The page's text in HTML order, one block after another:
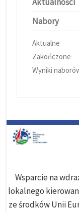
Nabory
Aktualne
Zakończone
Wyniki
Wsparcie na
lokalnego
ze środków Unii